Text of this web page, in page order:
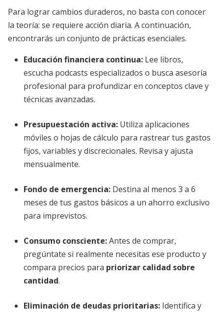
Para lograr cambios duraderos, no basta con conocer
la teoría: se requiere acción diaria. A continuación,
encontrarás un conjunto de prácticas esenciales.
Educación financiera continua: Lee libros,
escucha podcasts especializados o busca asesoría
profesional para profundizar en conceptos clave y
técnicas avanzadas.
Presupuestación activa: Utiliza aplicaciones
móviles o hojas de cálculo para rastrear tus gastos
fijos, variables y discrecionales. Revisa y ajusta
mensualmente.
Fondo de emergencia: Destina al menos 3 a 6
meses de tus gastos básicos a un ahorro exclusivo
para imprevistos.
Consumo consciente:Antes de comprar,
pregúntate si realmente necesitas ese producto y
compara precios para priorizar calidad sobre
cantidad.
Eliminación de deudas prioritarias: Identifica y